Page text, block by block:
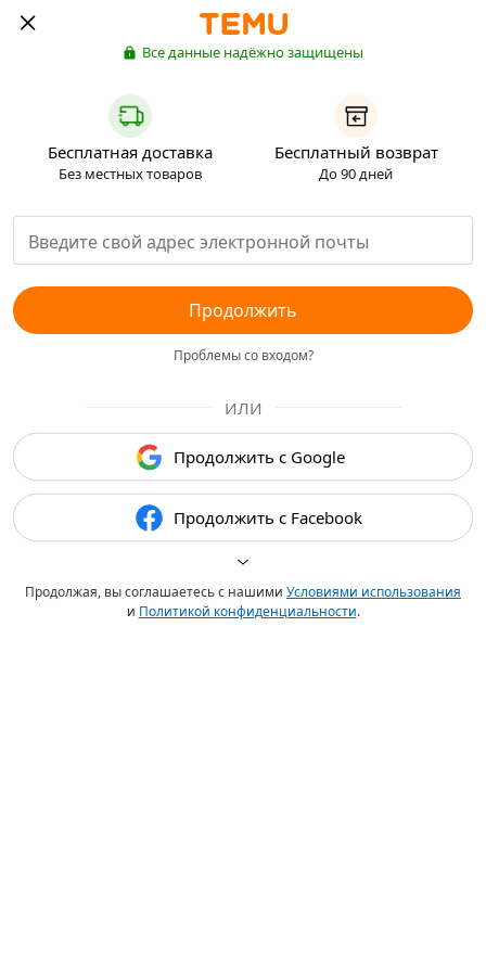
Все данные надёжно защищены
Бесплатная доставка
Без местных товаров
Бесплатный возврат
До 90 дней
Продолжить
Проблемы со входом?
ИЛИ
Продолжить с Google
Продолжить с Facebook
Продолжая, вы соглашаетесь с нашими Условиями использования
и Политикой конфиденциальности.